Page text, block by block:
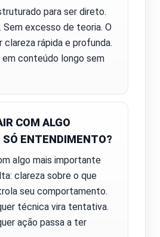
para ser direto.
Sem excesso de teoria. O
clareza rápida e profunda.
em conteúdo longo sem
COM ALGO
SÓ ENTENDIMENTO?
algo mais importante
clareza sobre o que
seu comportamento.
técnica vira tentativa.
ação passa a ter